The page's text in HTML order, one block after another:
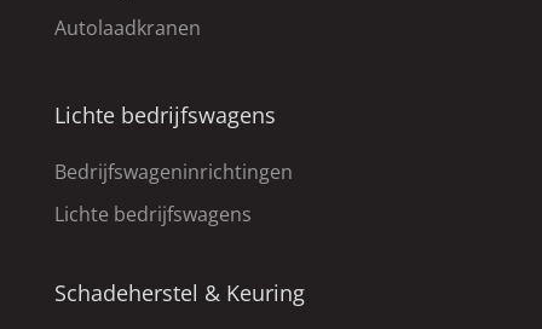
Autolaadkranen
Lichte bedrijfswagens
Bedrijfswageninrichtingen
Lichte bedrijfswagens
Schadeherstel & Keuring